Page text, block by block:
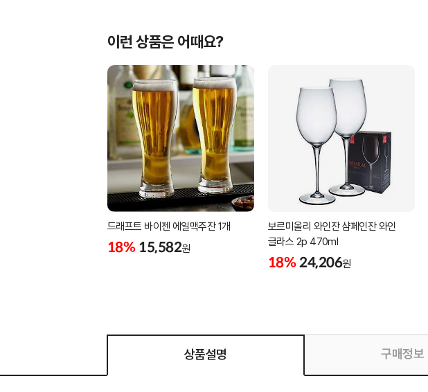
이런 상품은 어때요?
드래프트 바이젠 에일맥주잔 1개
18% 15,582원
보르미올리 와인잔 샴페인잔 와인
글라스 2p 470ml
18% 24,206원
상품설명 구매정보